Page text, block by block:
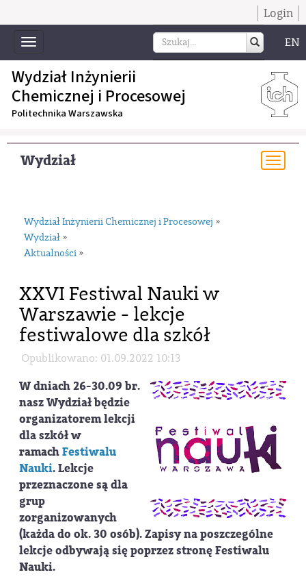
Login
Toggle
navigation
EN
Wydział Inżynierii
Chemicznej i Procesowej
Politechnika Warszawska
Wydział
Wydział Inżynierii Chemicznej i Procesowej »
Wydział »
Aktualności »
XXVI Festiwal Nauki w
Warszawie - lekcje
festiwalowe dla szkół
Opublikowano: 01.09.2022 10:13
W dniach 26-30.09 br.
nasz Wydział będzie
organizatorem lekcji
dla szkół w
ramachFestiwalu
Nauki. Lekcje
przeznaczone są dla
grup
zorganizowanych
(każda do ok. 30 osób). Zapisy na poszczególne
lekcje odbywają się poprzez stronę Festiwalu
Nauki.